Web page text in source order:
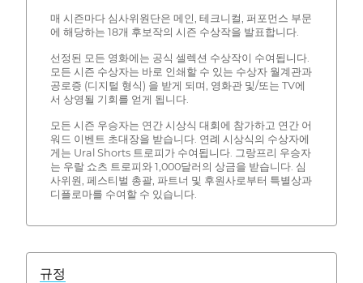
매 시즌마다 심사위원단은 메인, 테크니컬, 퍼포먼스 부문
에 해당하는 18개 후보작의 시즌 수상작을 발표합니다.
선정된 모든 영화에는 공식 셀렉션 수상작이 수여됩니다.
모든 시즌 수상자는 바로 인쇄할 수 있는 수상자 월계관과
공로증 (디지털 형식) 을 받게 되며, 영화관 및/또는 TV에
서 상영될 기회를 얻게 됩니다.
모든 시즌 우승자는 연간 시상식 대회에 참가하고 연간 어
워드 이벤트 초대장을 받습니다. 연례 시상식의 수상자에
게는 Ural Shorts 트로피가 수여됩니다. 그랑프리 우승자
는 우랄 쇼츠 트로피와 1,000달러의 상금을 받습니다. 심
사위원, 페스티벌 총괄, 파트너 및 후원사로부터 특별상과
디플로마를 수여할 수 있습니다.
규정